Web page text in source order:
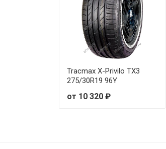
GoodYear
GoodYear
Tracmax X-Privilo TX3
275/30R19 96Y
от 10 320 ₽